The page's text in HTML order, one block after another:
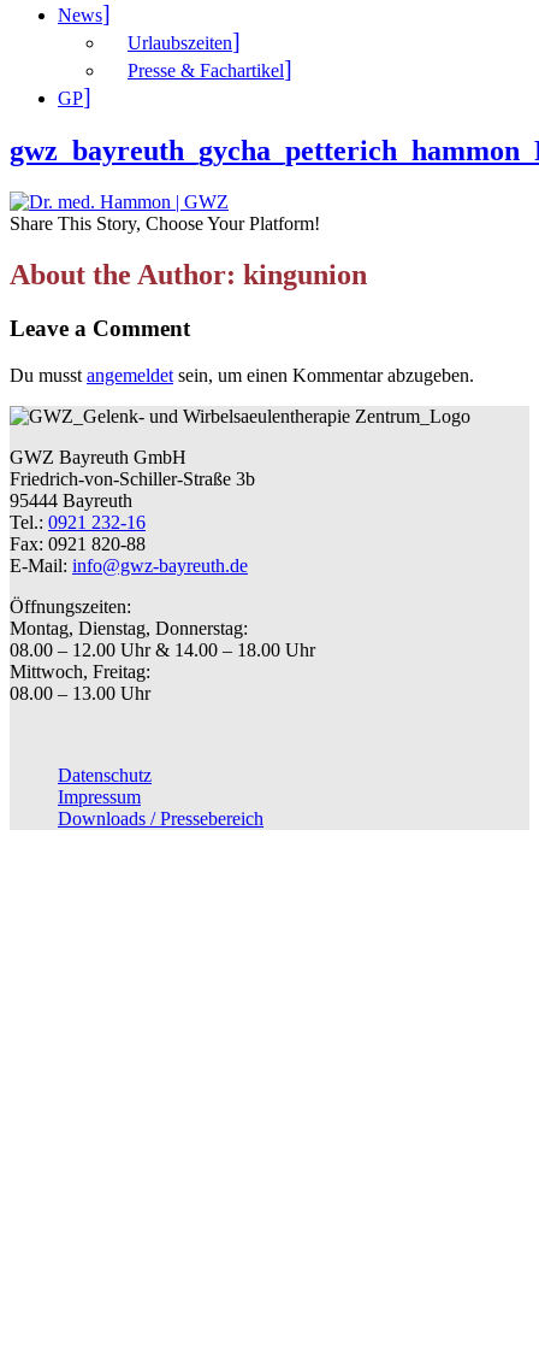
News
Urlaubszeiten
Presse & Fachartikel
GP
Share This Story, Choose Your Platform!
About the Author: kingunion
Leave a Comment
Du musst angemeldet sein, um einen Kommentar abzugeben.
GWZ Bayreuth GmbH
Friedrich-von-Schiller-Straße 3b
95444 Bayreuth
Tel.: 0921 232-16
Fax: 0921 820-88
E-Mail: info@gwz-bayreuth.de
Öffnungszeiten:
Montag, Dienstag, Donnerstag:
08.00 – 12.00 Uhr & 14.00 – 18.00 Uhr
Mittwoch, Freitag:
08.00 – 13.00 Uhr
Datenschutz
Impressum
Downloads / Pressebereich